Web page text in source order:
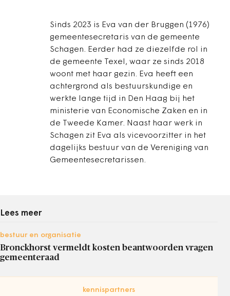
Sinds 2023 is Eva van der Bruggen (1976)
gemeentesecretaris van de gemeente
Schagen. Eerder had ze diezelfde rol in
de gemeente Texel, waar ze sinds 2018
woont met haar gezin. Eva heeft een
achtergrond als bestuurskundige en
werkte lange tijd in Den Haag bij het
ministerie van Economische Zaken en in
de Tweede Kamer. Naast haar werk in
Schagen zit Eva als vicevoorzitter in het
dagelijks bestuur van de Vereniging van
Gemeentesecretarissen.
Lees meer
bestuur en organisatie
Bronckhorst vermeldt kosten beantwoorden vragen
gemeenteraad
kennispartners